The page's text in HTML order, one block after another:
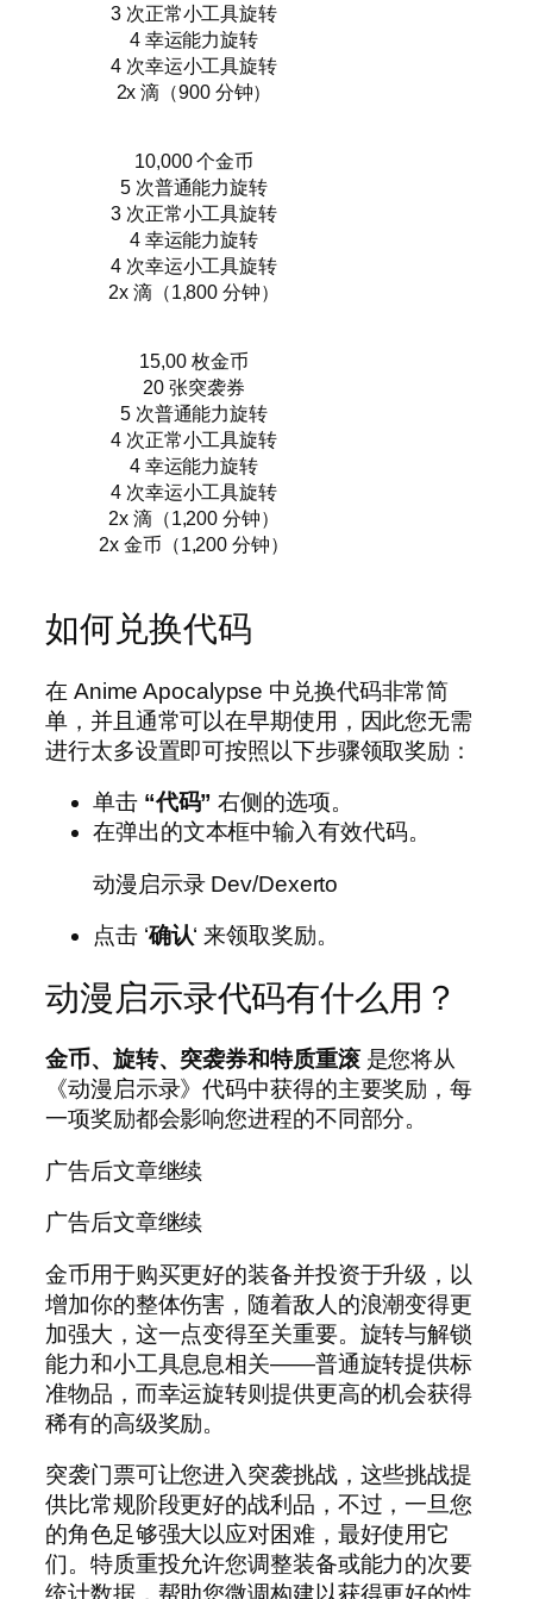
3 次正常小工具旋转
4 幸运能力旋转
4 次幸运小工具旋转
2x 滴（900 分钟）
10,000 个金币
5 次普通能力旋转
3 次正常小工具旋转
4 幸运能力旋转
4 次幸运小工具旋转
2x 滴（1,800 分钟）
15,00 枚金币
20 张突袭券
5 次普通能力旋转
4 次正常小工具旋转
4 幸运能力旋转
4 次幸运小工具旋转
2x 滴（1,200 分钟）
2x 金币（1,200 分钟）
如何兑换代码
在 Anime Apocalypse 中兑换代码非常简
单，并且通常可以在早期使用，因此您无需
进行太多设置即可按照以下步骤领取奖励：
单击 “代码” 右侧的选项。
在弹出的文本框中输入有效代码。
动漫启示录 Dev/Dexerto
点击 ‘确认‘ 来领取奖励。
动漫启示录代码有什么用？
金币、旋转、突袭券和特质重滚是您将从
《动漫启示录》代码中获得的主要奖励，每
一项奖励都会影响您进程的不同部分。
广告后文章继续
广告后文章继续
金币用于购买更好的装备并投资于升级，以
增加你的整体伤害，随着敌人的浪潮变得更
加强大，这一点变得至关重要。旋转与解锁
能力和小工具息息相关——普通旋转提供标
准物品，而幸运旋转则提供更高的机会获得
稀有的高级奖励。
突袭门票可让您进入突袭挑战，这些挑战提
供比常规阶段更好的战利品，不过，一旦您
的角色足够强大以应对困难，最好使用它
们。特质重投允许您调整装备或能力的次要